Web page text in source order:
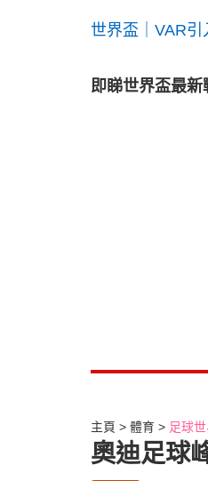
世界盃｜VAR
即睇世界盃最新
主頁 體育 足球
奧迪足球